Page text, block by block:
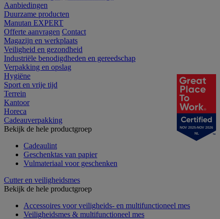
Aanbiedingen
Duurzame producten
Manutan EXPERT
Offerte aanvragen Contact
Magazijn en werkplaats
Veiligheid en gezondheid
Industriële benodigdheden en gereedschap
Verpakking en opslag
Hygiëne
Sport en vrije tijd
Terrein
Kantoor
Horeca
Cadeauverpakking
Bekijk de hele productgroep
Cadeaulint
Geschenktas van papier
Vulmateriaal voor geschenken
Cutter en veiligheidsmes
Bekijk de hele productgroep
Accessoires voor veiligheids- en multifunctioneel mes
Veiligheidsmes & multifunctioneel mes
NOV 2025-NOV 2026
NL